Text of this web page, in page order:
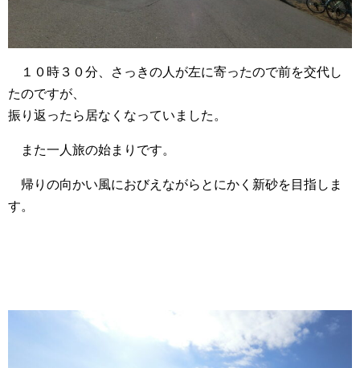
１０時３０分、さっきの人が左に寄ったので前を交代し
たのですが、
振り返ったら居なくなっていました。
また一人旅の始まりです。
帰りの向かい風におびえながらとにかく新砂を目指しま
す。